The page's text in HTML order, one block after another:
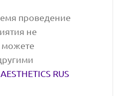
проведение
не
можете
AESTHETICS RUS